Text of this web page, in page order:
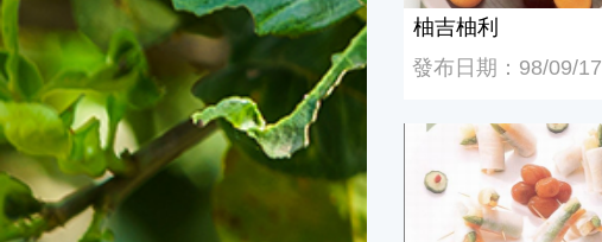
柚吉柚利
發布日期：98/09/17
懷玉文旦捲